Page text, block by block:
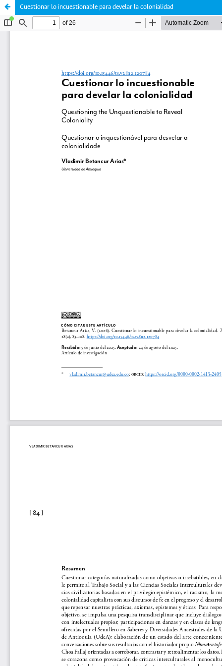
Cuestionar lo incuestionable para develar la colonialidad